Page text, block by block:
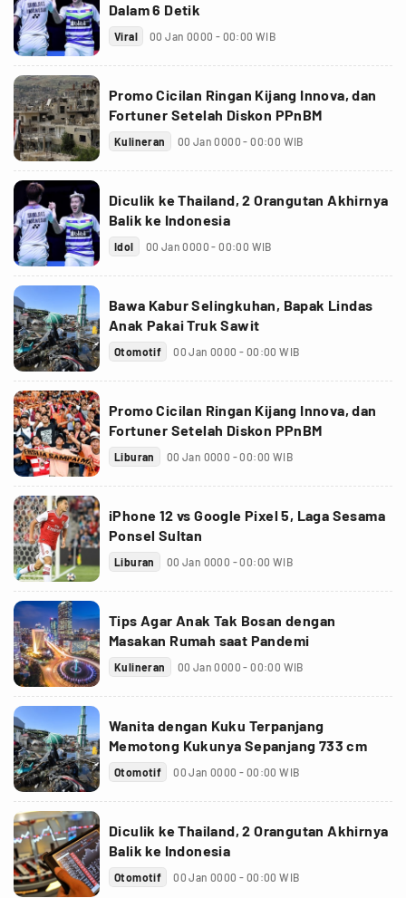
Dalam 6 Detik
Viral 00 Jan 0000 - 00:00 WIB
Promo Cicilan Ringan Kijang Innova, dan
Fortuner Setelah Diskon PPnBM
Kulineran 00 Jan 0000 - 00:00 WIB
Diculik ke Thailand, 2 Orangutan Akhirnya
Balik ke Indonesia
Idol 00 Jan 0000 - 00:00 WIB
Bawa Kabur Selingkuhan, Bapak Lindas
Anak Pakai Truk Sawit
Otomotif 00 Jan 0000 - 00:00 WIB
Promo Cicilan Ringan Kijang Innova, dan
Fortuner Setelah Diskon PPnBM
Liburan 00 Jan 0000 - 00:00 WIB
iPhone 12 vs Google Pixel 5, Laga Sesama
Ponsel Sultan
Liburan 00 Jan 0000 - 00:00 WIB
Tips Agar Anak Tak Bosan dengan
Masakan Rumah saat Pandemi
Kulineran 00 Jan 0000 - 00:00 WIB
Wanita dengan Kuku Terpanjang
Memotong Kukunya Sepanjang 733 cm
Otomotif 00 Jan 0000 - 00:00 WIB
Diculik ke Thailand, 2 Orangutan Akhirnya
Balik ke Indonesia
Otomotif 00 Jan 0000 - 00:00 WIB